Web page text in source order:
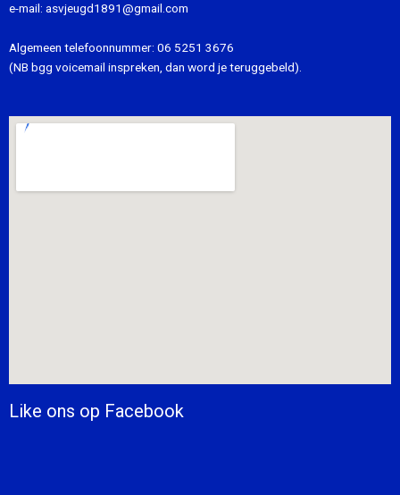
e-mail: asvjeugd1891@gmail.com
Algemeen telefoonnummer: 06 5251 3676
(NB bgg voicemail inspreken, dan word je teruggebeld).
Like ons op Facebook